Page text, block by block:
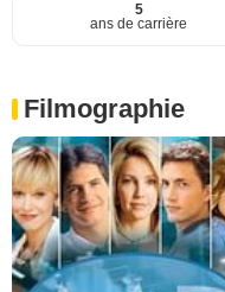
5
ans de carrière
Filmographie